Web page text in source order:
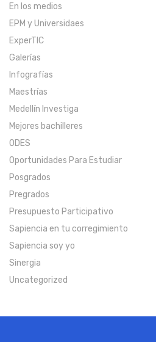
En los medios
EPM y Universidaes
ExperTIC
Galerías
Infografías
Maestrías
Medellín Investiga
Mejores bachilleres
ODES
Oportunidades Para Estudiar
Posgrados
Pregrados
Presupuesto Participativo
Sapiencia en tu corregimiento
Sapiencia soy yo
Sinergia
Uncategorized